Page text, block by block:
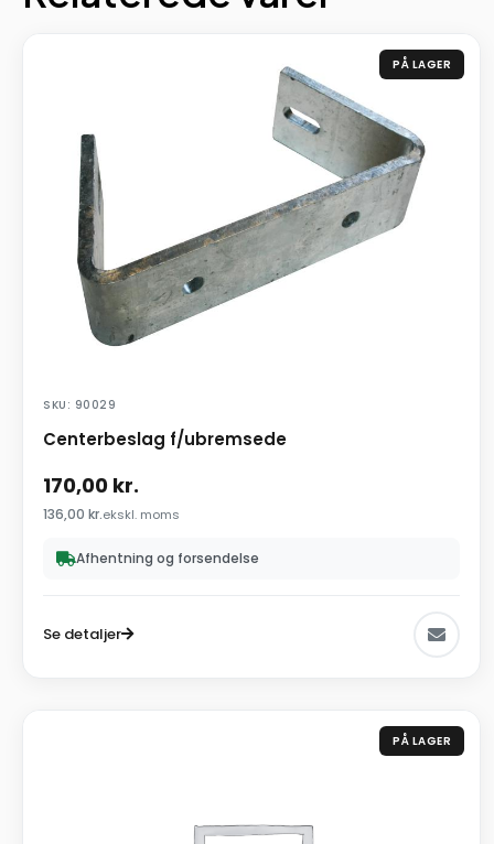
PÅ LAGER
SKU: 90029
Centerbeslag f/ubremsede
170,00 kr.
136,00 kr.ekskl. moms
Afhentning og forsendelse
Se detaljer
PÅ LAGER